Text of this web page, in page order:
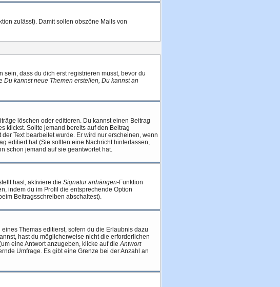
zulässt). Damit sollen obszöne Mails von
dass du dich erst registrieren musst, bevor du
Du kannst neue Themen erstellen, Du kannst an
löschen oder editieren. Du kannst einen Beitrag
klickst. Sollte jemand bereits auf den Beitrag
Text bearbeitet wurde. Er wird nur erscheinen, wenn
editiert hat (Sie sollten eine Nachricht hinterlassen,
schon jemand auf sie geantwortet hat.
hast, aktiviere die Signatur anhängen-Funktion
indem du im Profil die entsprechende Option
Beitragsschreiben abschaltest).
Themas editierst, sofern du die Erlaubnis dazu
hast du möglicherweise nicht die erforderlichen
eine Antwort anzugeben, klicke auf dieAntwort
Umfrage. Es gibt eine Grenze bei der Anzahl an